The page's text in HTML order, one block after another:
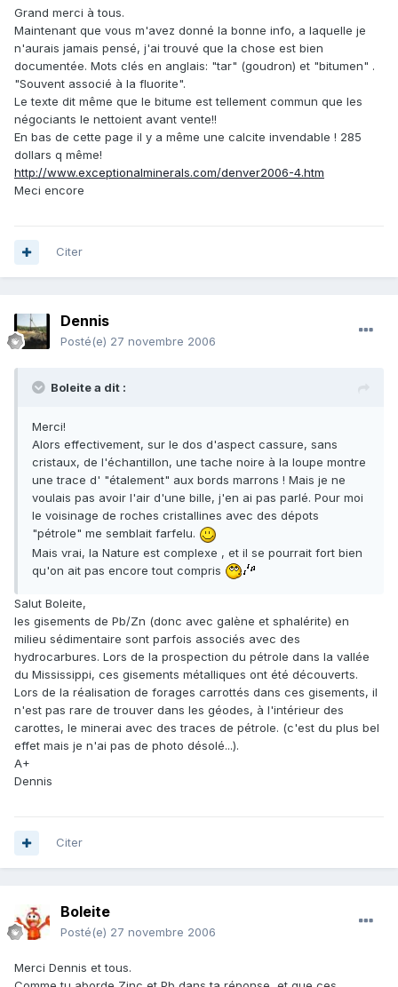
Grand merci à tous.
Maintenant que vous m'avez donné la bonne info, a laquelle je
n'aurais jamais pensé, j'ai trouvé que la chose est bien
documentée. Mots clés en anglais: "tar" (goudron) et "bitumen" .
"Souvent associé à la fluorite".
Le texte dit même que le bitume est tellement commun que les
négociants le nettoient avant vente!!
En bas de cette page il y a même une calcite invendable ! 285
dollars q même!
http://www.exceptionalminerals.com/denver2006-4.htm
Meci encore
Citer
Dennis
Posté(e) 27 novembre 2006
Boleite a dit :
Merci!
Alors effectivement, sur le dos d'aspect cassure, sans
cristaux, de l'échantillon, une tache noire à la loupe montre
une trace d' "étalement" aux bords marrons ! Mais je ne
voulais pas avoir l'air d'une bille, j'en ai pas parlé. Pour moi
le voisinage de roches cristallines avec des dépots
"pétrole" me semblait farfelu.
Mais vrai, la Nature est complexe , et il se pourrait fort bien
qu'on ait pas encore tout compris
Salut Boleite,
les gisements de Pb/Zn (donc avec galène et sphalérite) en
milieu sédimentaire sont parfois associés avec des
hydrocarbures. Lors de la prospection du pétrole dans la vallée
du Mississippi, ces gisements métalliques ont été découverts.
Lors de la réalisation de forages carrottés dans ces gisements, il
n'est pas rare de trouver dans les géodes, à l'intérieur des
carottes, le minerai avec des traces de pétrole. (c'est du plus bel
effet mais je n'ai pas de photo désolé...).
A+
Dennis
Citer
Boleite
Posté(e) 27 novembre 2006
Merci Dennis et tous.